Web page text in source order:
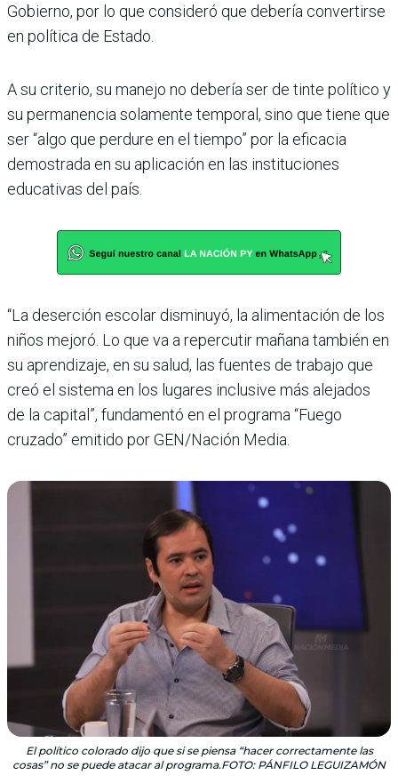
Gobierno, por lo que consideró que debería convertirse
en política de Estado.
A su criterio, su manejo no debería ser de tinte político y
su permanencia solamente temporal, sino que tiene que
ser “algo que perdure en el tiempo” por la eficacia
demostrada en su aplicación en las instituciones
educati­vas del país.
“La deserción escolar dis­minuyó, la alimentación de los
niños mejoró. Lo que va a repercutir mañana tam­bién en
su aprendizaje, en su salud, las fuentes de tra­bajo que
creó el sistema en los lugares inclusive más alejados
de la capital”, fun­damentó en el programa “Fuego
cruzado” emitido por GEN/Nación Media.
El político colorado dijo que si se piensa “hacer correctamente las
cosas” no se puede atacar al programa.FOTO: PÁNFILO LEGUIZAMÓN